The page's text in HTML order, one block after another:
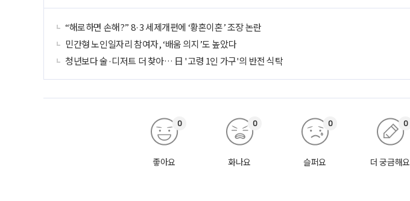
“해로하면 손해?” 8·3 세제개편에 ‘황혼이혼’ 조장 논란
민간형 노인일자리 참여자, ‘배움 의지’도 높았다
청년보다 술·디저트 더 찾아… 日 '고령 1인 가구'의 반전 식탁
좋아요
0
화나요
0
슬퍼요
0
더 궁금해요
0